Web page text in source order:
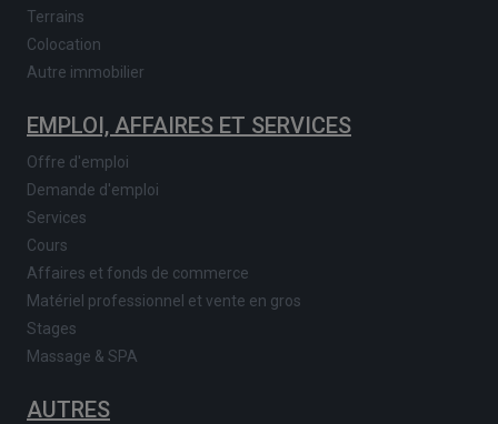
Terrains
Colocation
Autre immobilier
EMPLOI, AFFAIRES ET SERVICES
Offre d'emploi
Demande d'emploi
Services
Cours
Affaires et fonds de commerce
Matériel professionnel et vente en gros
Stages
Massage & SPA
AUTRES